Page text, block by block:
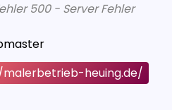
500 - Server Fehler
heuing.de/